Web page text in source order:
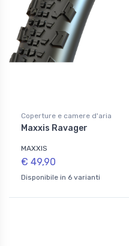
Coperture e camere d'aria
Maxxis Ravager
MAXXIS
€ 49,90
Disponibile in 6 varianti